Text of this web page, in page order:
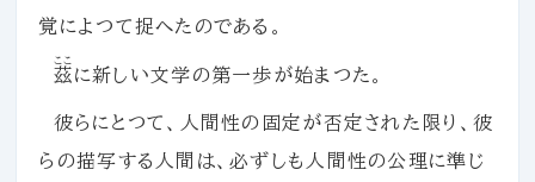
覚によつて捉へたのである。
茲
ここ
に新しい文学の第一歩が始まつた。
彼らにとつて、人間性の固定が否定された限り、彼
らの描写する人間は、必ずしも人間性の公理に準じ